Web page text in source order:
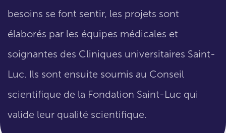
besoins se font sentir, les projets sont
élaborés par les équipes médicales et
soignantes des Cliniques universitaires Saint-
Luc. Ils sont ensuite soumis au Conseil
scientifique de la Fondation Saint-Luc qui
valide leur qualité scientifique.